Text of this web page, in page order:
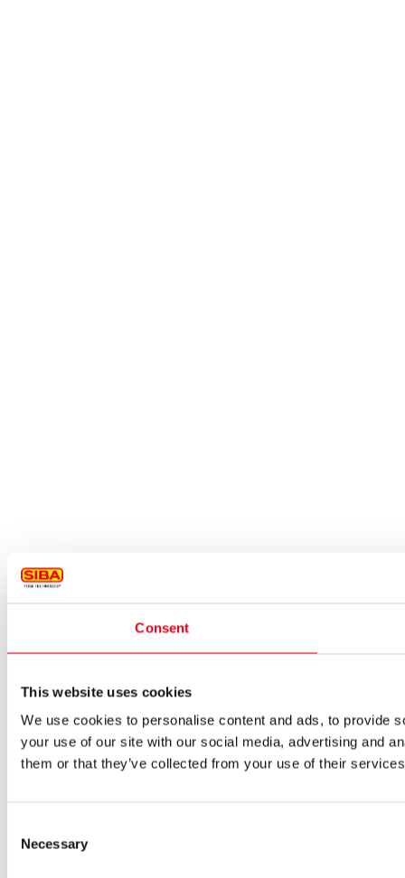
Consent
This website uses cookies
We use cookies to personalise content and ads, to provide
your use of our site with our social media, advertising and
them or that they’ve collected from your use of their
Selection
Necessary